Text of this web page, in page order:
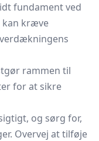
fundament ved
kan kræve
rammen til
for at sikre
og sørg for,
Overvej at tilføje